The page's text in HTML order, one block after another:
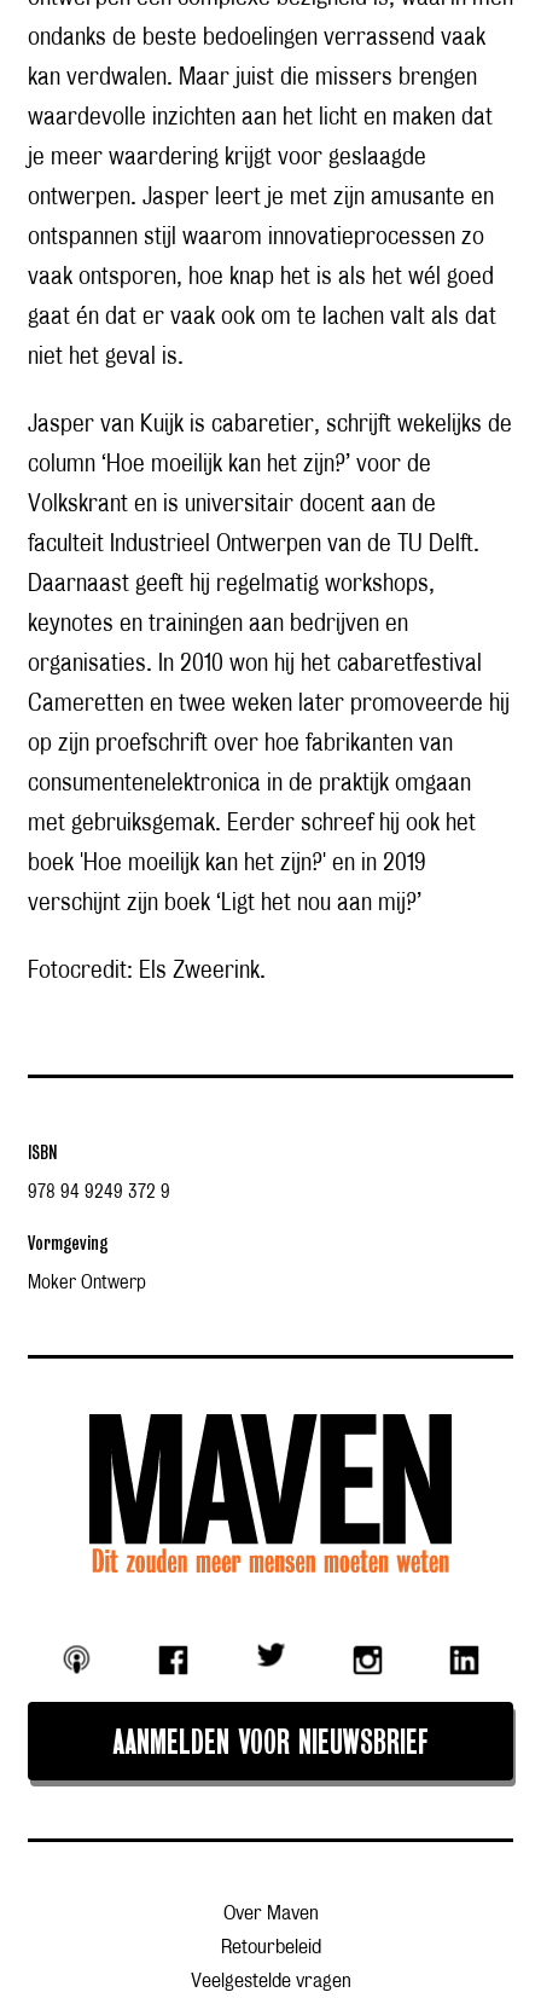
ondanks de beste bedoelingen verrassend vaak
kan verdwalen. Maar juist die missers brengen
waardevolle inzichten aan het licht en maken dat
je meer waardering krijgt voor geslaagde
ontwerpen. Jasper leert je met zijn amusante en
ontspannen stijl waarom innovatieprocessen zo
vaak ontsporen, hoe knap het is als het wél goed
gaat én dat er vaak ook om te lachen valt als dat
niet het geval is.
Jasper van Kuijk is cabaretier, schrijft wekelijks de
column ‘Hoe moeilijk kan het zijn?’ voor de
Volkskrant en is universitair docent aan de
faculteit Industrieel Ontwerpen van de TU Delft.
Daarnaast geeft hij regelmatig workshops,
keynotes en trainingen aan bedrijven en
organisaties. In 2010 won hij het cabaretfestival
Cameretten en twee weken later promoveerde hij
op zijn proefschrift over hoe fabrikanten van
consumentenelektronica in de praktijk omgaan
met gebruiksgemak. Eerder schreef hij ook het
boek 'Hoe moeilijk kan het zijn?' en in 2019
verschijnt zijn boek ‘Ligt het nou aan mij?’
Fotocredit: Els Zweerink.
ISBN
978 94 9249 372 9
Vormgeving
Moker Ontwerp
AANMELDEN VOOR NIEUWSBRIEF
Over Maven
Retourbeleid
Veelgestelde vragen